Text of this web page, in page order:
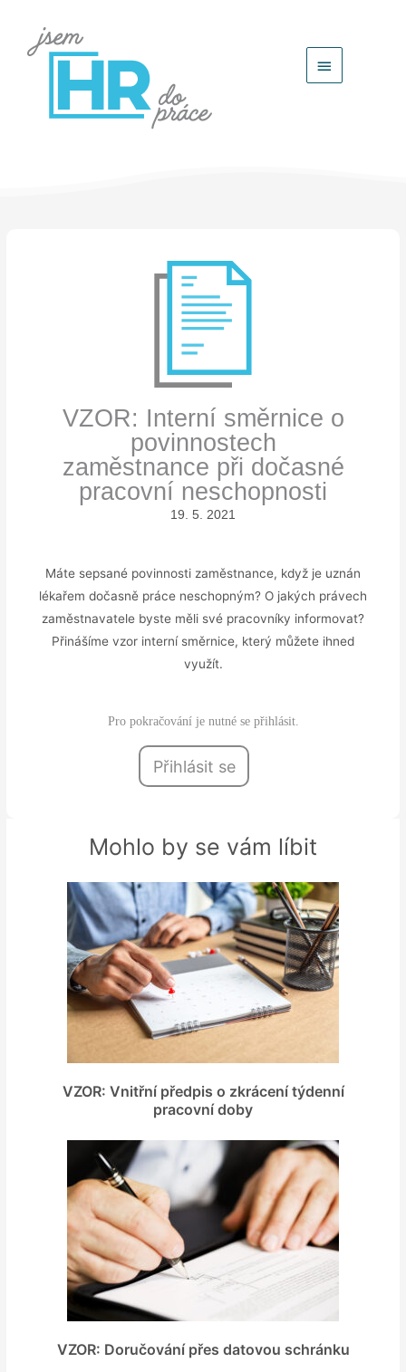
Hlavní
VZOR: Interní směrnice o
povinnostech
zaměstnance při dočasné
pracovní neschopnosti
19. 5. 2021
Máte sepsané povinnosti zaměstnance, když je uznán
lékařem dočasně práce neschopným? O jakých právech
zaměstnavatele byste měli své pracovníky informovat?
Přinášíme vzor interní směrnice, který můžete ihned
využít.
Pro pokračování je nutné se přihlásit.
Přihlásit se
Mohlo by se vám líbit
VZOR: Vnitřní předpis o zkrácení týdenní
pracovní doby
VZOR: Doručování přes datovou schránku